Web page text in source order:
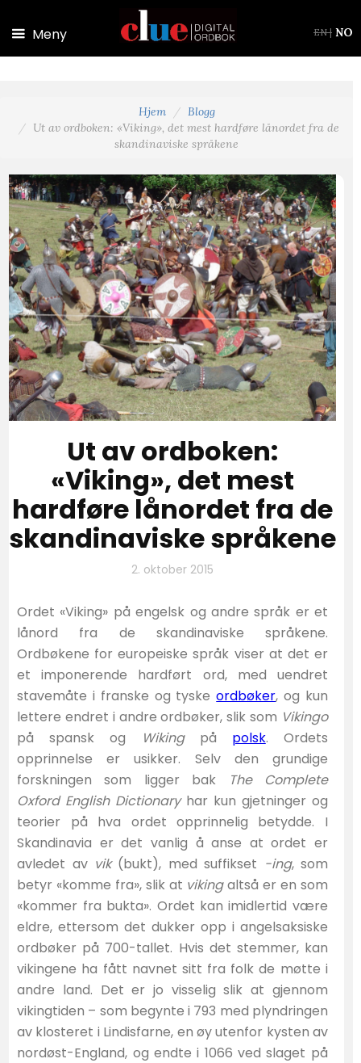
Meny EN| NO
Hjem
Blogg
Ut av ordboken: «Viking», det mest hardføre lånordet fra de
skandinaviske språkene
Ut av ordboken:
«Viking», det mest
hardføre lånordet fra de
skandinaviske språkene
2. oktober 2015
Ordet «Viking» på engelsk og andre språk er et
lånord fra de skandinaviske språkene.
Ordbøkene for europeiske språk viser at det er
et imponerende hardført ord, med uendret
stavemåte i franske og tyskeordbøker, og kun
lettere endret i andre ordbøker, slik som Vikingo
på spansk og
Wikingpå polsk. Ordets
opprinnelse er usikker. Selv den grundige
forskningen som ligger bak
The Complete
Oxford English Dictionaryhar kun gjetninger og
teorier på hva ordet opprinnelig betydde. I
Skandinavia er det vanlig å anse at ordet er
avledet av vik(bukt), med suffikset -ing, som
betyr «komme fra», slik at vikingaltså er en som
«kommer fra bukta». Ordet kan imidlertid være
eldre, ettersom det dukker opp i angelsaksiske
ordbøker på 700-tallet. Hvis det stemmer, kan
vikingene ha fått navnet sitt fra folk de møtte i
andre land. Det er jo visselig slik at gjennom
vikingtiden – som begynte i 793 med plyndringen
av klosteret i Lindisfarne, en øy utenfor kysten av
nordøst-England, og endte i 1066 ved slaget på